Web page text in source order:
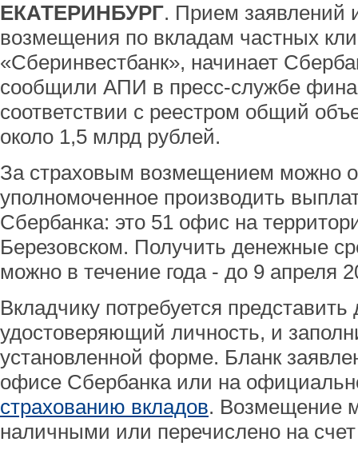
ЕКАТЕРИНБУРГ. Прием заявлений
возмещения по вкладам частных
«Сберинвестбанк», начинает
сообщили АПИ в пресс-службе
соответствии с реестром общий
около 1,5 млрд рублей.
За страховым возмещением можно
уполномоченное производить
Сбербанка: это 51 офис на
Березовском. Получить денежные
можно в течение года - до 9 апреля
Вкладчику потребуется представить
удостоверяющий личность, и
установленной форме. Бланк
офисе Сбербанка или на
страхованию вкладов. Возмещение
наличными или перечислено на